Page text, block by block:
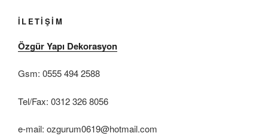
İLETIŞIM
Özgür Yapı Dekorasyon
Gsm: 0555 494 2588
Tel/Fax: 0312 326 8056
e-mail: ozgurum0619@hotmail.com